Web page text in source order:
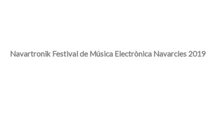
Navartronik Festival de Música Electrònica Navarcles 2019